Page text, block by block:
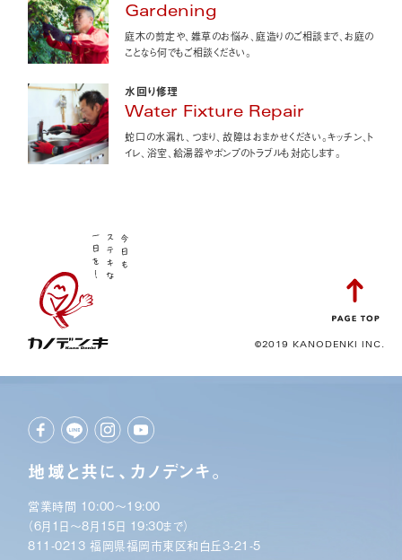
Gardening
庭木の剪定や、雑草のお悩み、庭造りのご相談まで、お庭の
ことなら何でもご相談ください。
水回り修理
Water Fixture Repair
蛇口の水漏れ、つまり、故障はおまかせください。キッチン、ト
イレ、浴室、給湯器やポンプのトラブルも対応します。
©2019 KANODENKI INC.
地域と共に、カノデンキ。
営業時間 10:00〜19:00
（6月1日〜8月15日 19:30まで）
811-0213 福岡県福岡市東区和白丘3-21-5